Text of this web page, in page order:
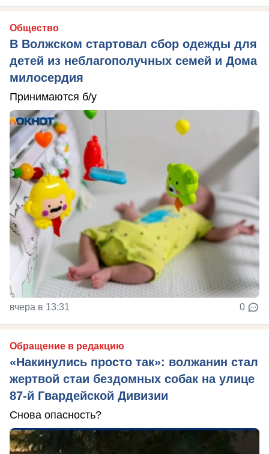
Общество
В Волжском стартовал сбор одежды для
детей из неблагополучных семей и Дома
милосердия
Принимаются б/у
вчера в 13:31 0
Обращение в редакцию
«Накинулись просто так»: волжанин стал
жертвой стаи бездомных собак на улице
87-й Гвардейской Дивизии
Снова опасность?